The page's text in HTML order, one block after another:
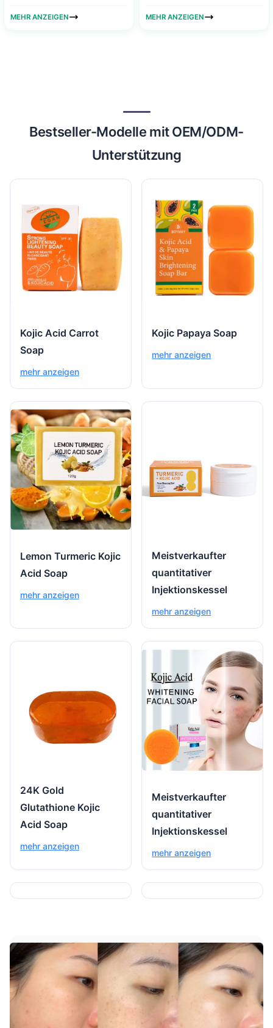
MEHR ANZEIGEN MEHR ANZEIGEN
Bestseller-Modelle mit OEM/ODM-
Unterstützung
Kojic Acid Carrot
Soap
mehr anzeigen
Kojic Papaya Soap
mehr anzeigen
Lemon Turmeric Kojic
Acid Soap
mehr anzeigen
Meistverkaufter
quantitativer
Injektionskessel
mehr anzeigen
24K Gold
Glutathione Kojic
Acid Soap
mehr anzeigen
Meistverkaufter
quantitativer
Injektionskessel
mehr anzeigen